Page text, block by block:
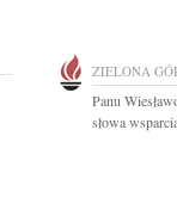
ZIELONA
Panu
słowa